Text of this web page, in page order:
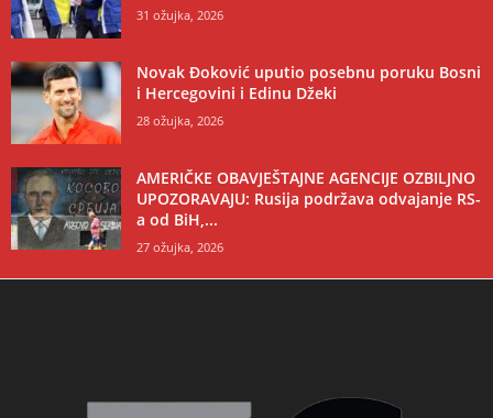
31 ožujka, 2026
Novak Đoković uputio posebnu poruku Bosni
i Hercegovini i Edinu Džeki
28 ožujka, 2026
AMERIČKE OBAVJEŠTAJNE AGENCIJE OZBILJNO
UPOZORAVAJU: Rusija podržava odvajanje RS-
a od BiH,...
27 ožujka, 2026